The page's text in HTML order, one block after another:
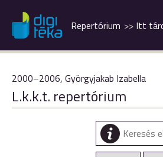
Itt
Repertórium
2000–2006, Györgyjakab Izabella
L.k.k.t. repertórium